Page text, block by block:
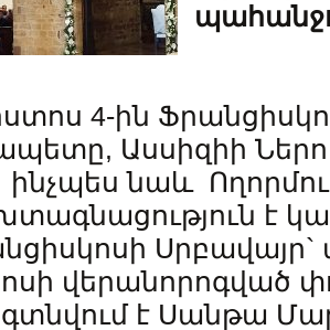
4-ին
Ասսիզիի
ինչպես նաև
է
Սրբավայր`
վերանորոգված
գտնվում է Սանթա